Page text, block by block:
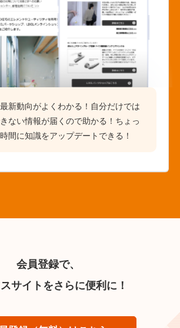
新動向がよくわかる！自分だけでは
ない情報が届くので助かる！ちょっ
間に知識をアップデートできる！
会員登録で、
サイトをさらに便利に！